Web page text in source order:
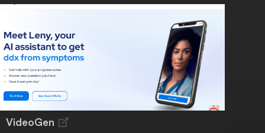
auch wenn sich dein Produkt schnell
weiterentwickelt. Fördere das Verständnis
deiner Nutzer, steigere die
Kundenzufriedenheit und unterstütze die
Produktnutzung.
VideoGen